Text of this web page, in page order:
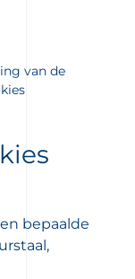
van de
bepaalde